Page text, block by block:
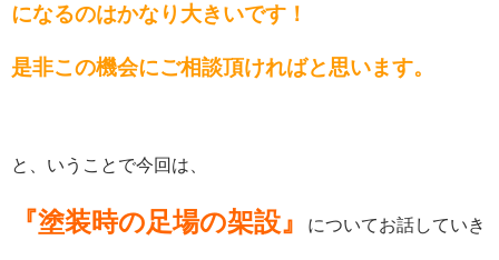
になるのはかなり大きいです！
是非この機会にご相談頂ければと思います。
と、いうことで今回は、
『塗装時の足場の架設』 についてお話していき